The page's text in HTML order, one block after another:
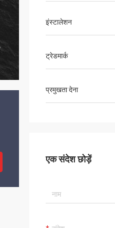
"XIWUER में प्रभावशाली
प्रदर्शित करता है।"
इंस्टालेशन
ट्रेडमार्क
प्रमुखता देना
एक संदेश छोड़ें